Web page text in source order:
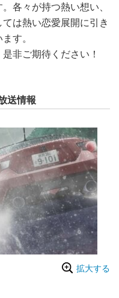
各々が持つ熱い想い、
は熱い恋愛展開に引き
す。
非ご期待ください！
送情報
拡大する